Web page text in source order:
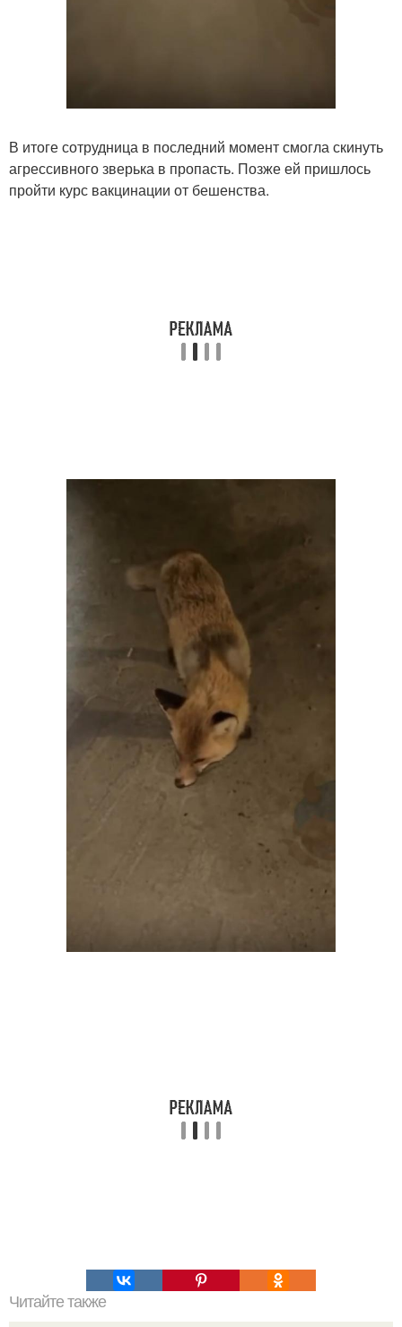
В итоге сотрудница в последний момент смогла скинуть
агрессивного зверька в пропасть. Позже ей пришлось
пройти курс вакцинации от бешенства.
Читайте также